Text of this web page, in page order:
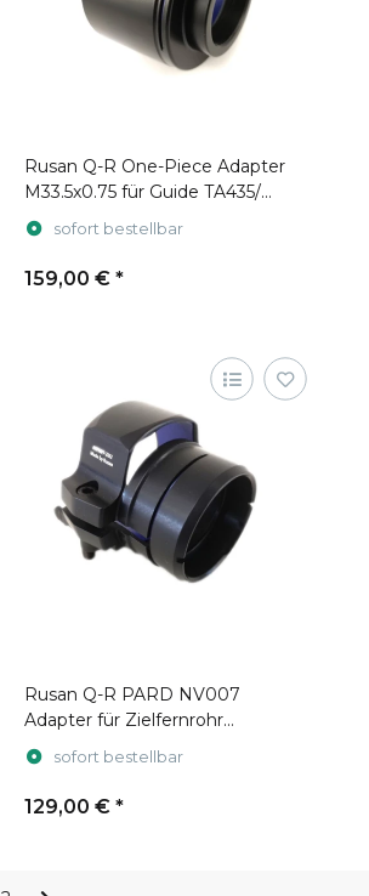
Rusan Q-R One-Piece Adapter
M33.5x0.75 für Guide TA435/
Night Lux
sofort bestellbar
159,00 € *
Rusan Q-R PARD NV007
Adapter für Zielfernrohr
Swarovski Z6i gen. 1
sofort bestellbar
129,00 € *